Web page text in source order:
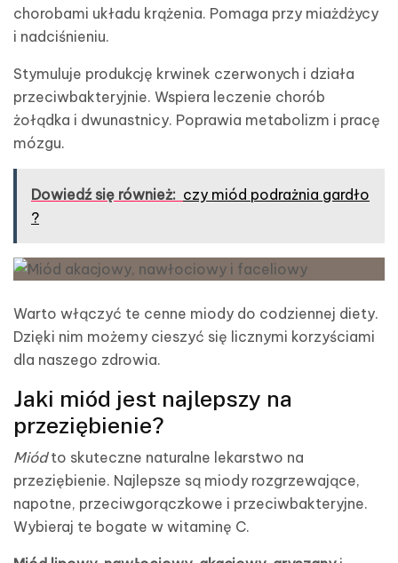
chorobami układu krążenia. Pomaga przy miażdżycy
i nadciśnieniu.
Stymuluje produkcję krwinek czerwonych i działa
przeciwbakteryjnie. Wspiera leczenie chorób
żołądka i dwunastnicy. Poprawia metabolizm i pracę
mózgu.
Dowiedź się również: czy miód podrażnia gardło
?
Warto włączyć te cenne miody do codziennej diety.
Dzięki nim możemy cieszyć się licznymi korzyściami
dla naszego zdrowia.
Jaki miód jest najlepszy na
przeziębienie?
Miódto skuteczne naturalne lekarstwo na
przeziębienie. Najlepsze są miody rozgrzewające,
napotne, przeciwgorączkowe i przeciwbakteryjne.
Wybieraj te bogate w witaminę C.